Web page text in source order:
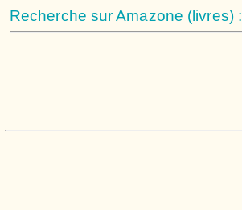
Recherche sur Amazone (livres) :